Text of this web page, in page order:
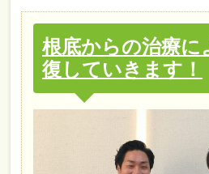
根底からの治療に
復していきます！